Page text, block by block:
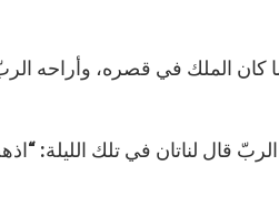
كان الملك في قصره، وأراحه